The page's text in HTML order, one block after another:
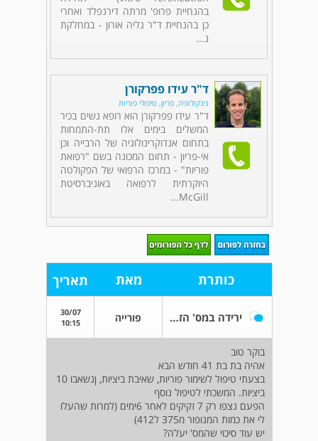
בהנחיית פרופ' מרתה דירנפלד ואחרי
כן בהנחיית ד"ר גליה אורון - במחלקת
נ...
ד"ר עידו פפרקורן
גינקולוגיה, פריון, טיפולי פוריות
ד"ר עידו פפרקורן הוא רופא נשים בכיר
המשלים בימים אלו תת-התמחות
בתחום אנדוקרינולוגיה של הרבייה וכן
אי-פריון - תחום המכונה בשם "רפואת
פוריות" - במרכז הרפואי של הפקולטה
היוקרתית לרפואה באוניברסיטת
McGill...
כותרת מאת תאריך
ירידה במס' הזקיקים פורייה
30/07
10:15
בוקר טוב
אהיה בת בת 41 חודש הבא
בצעתי טיפול לשימור פוריות, שאיבת ביציות, ןנשאבו 10
ביציות. המשכתי לטיפול נוסף
הפעם נצפו רק 7 זקיקים לאחר 6ימים (למרות שהעלו
לי את כמות המנופור מ375 ל412)
יש עוד סיכוי שהמס' יעלה?